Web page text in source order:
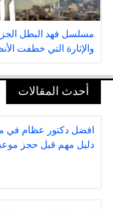
مسلسل فهد البطل
والإثارة التي خطفت
أحدث المقالات
افضل دكتور عظام في
دليل مهم قبل حجز